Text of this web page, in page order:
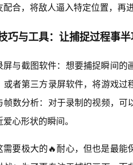
配合，将敌人逼入特定位置，再
巧与工具：让捕捉过程事
屏与截图软件：想要捕捉瞬间
或者第三方录屏软件，将游戏
帧数分析：对于录制的视频，
心形状的瞬间。
需要极大的🔥耐心，但也是最能